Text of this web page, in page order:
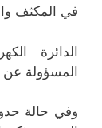
في المكثف
الدائرة
المسؤولة عن
وفي حالة